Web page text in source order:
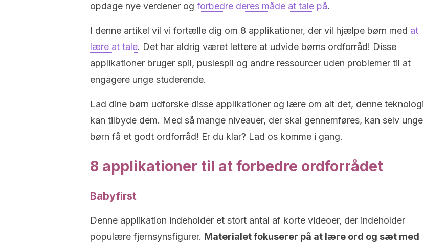
opdage nye verdener og forbedre deres måde at tale på.
I denne artikel vil vi fortælle dig om 8 applikationer, der vil hjælpe børn med at
lære at tale. Det har aldrig været lettere at udvide børns ordforråd! Disse
applikationer bruger spil, puslespil og andre ressourcer uden problemer til at
engagere unge studerende.
Lad dine børn udforske disse applikationer og lære om alt det, denne teknologi
kan tilbyde dem. Med så mange niveauer, der skal gennemføres, kan selv unge
børn få et godt ordforråd! Er du klar? Lad os komme i gang.
8 applikationer til at forbedre ordforrådet
Babyfirst
Denne applikation indeholder et stort antal af korte videoer, der indeholder
populære fjernsynsfigurer. Materialet fokuserer på at lære ord og sæt med